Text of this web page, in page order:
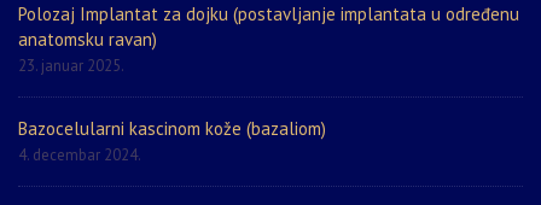
Polozaj Implantat za dojku (postavljanje implantata u određenu
anatomsku ravan)
23. januar 2025.
Bazocelularni kascinom kože (bazaliom)
4. decembar 2024.